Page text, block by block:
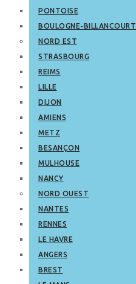
PONTOISE
BOULOGNE-BILLANCOURT
NORD EST
STRASBOURG
REIMS
LILLE
DIJON
AMIENS
METZ
BESANÇON
MULHOUSE
NANCY
NORD OUEST
NANTES
RENNES
LE HAVRE
ANGERS
BREST